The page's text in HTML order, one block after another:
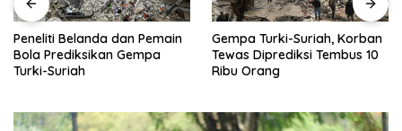
Peneliti Belanda dan Pemain
Bola Prediksikan Gempa
Turki-Suriah
Gempa Turki-Suriah, Korban
Tewas Diprediksi Tembus 10
Ribu Orang